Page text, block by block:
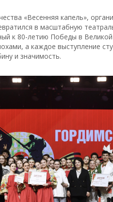
«Весенняя капель»,
в масштабную
к 80-летию Победы в
а каждое выступление
и значимость.